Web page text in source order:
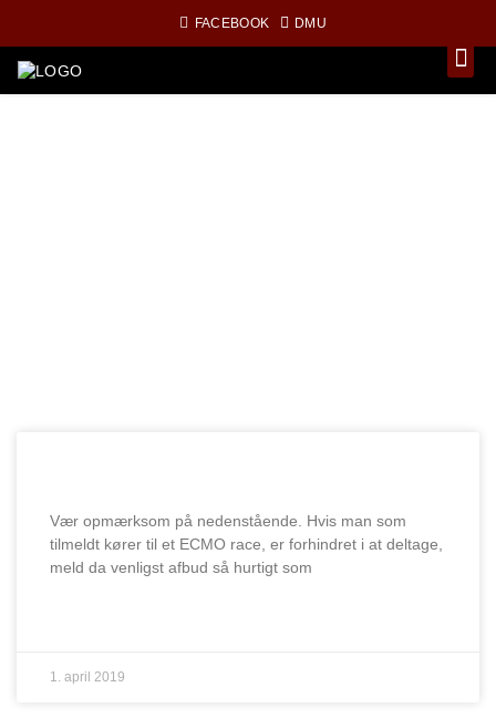
FACEBOOK DMU
Vær opmærksom på nedenstående. Hvis man som
tilmeldt kører til et ECMO race, er forhindret i at deltage,
meld da venligst afbud så hurtigt som
1. april 2019